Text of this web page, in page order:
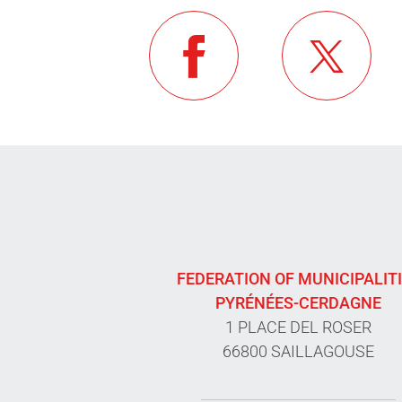
FEDERATION OF
PYRÉNÉES-CERDAGNE
1 PLACE DEL ROSER
66800 SAILLAGOUSE